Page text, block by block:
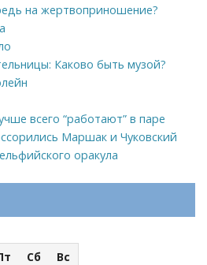
на жертвоприношение?
Каково быть музой?
всего “работают” в паре
Маршак и Чуковский
оракула
Сб
Вс